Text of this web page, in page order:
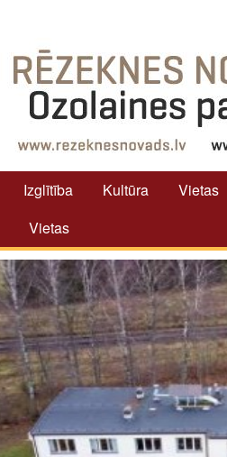
Izglītība Kultūra
Vietas
Vietas